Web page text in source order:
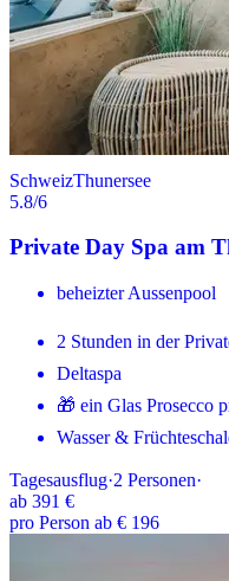
SchweizThunersee
5.8/6
Private Day Spa am
beheizter Aussenpool
2 Stunden in der
Deltaspa
🎁 ein Glas Prosecco
Wasser &
Tagesausflug·2 Personen·
ab 391 €
pro Person ab € 196